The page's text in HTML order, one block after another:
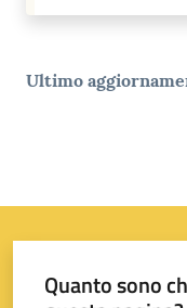
Ultimo
Quanto sono